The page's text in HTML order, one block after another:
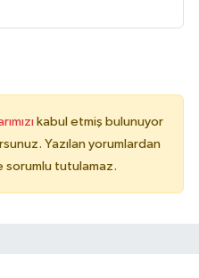
kabul etmiş bulunuyor
Yazılan yorumlardan
sorumlu tutulamaz.